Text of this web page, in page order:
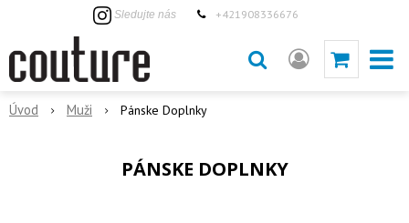
Sledujte nás +421908336676
Úvod Muži Pánske Doplnky
PÁNSKE DOPLNKY